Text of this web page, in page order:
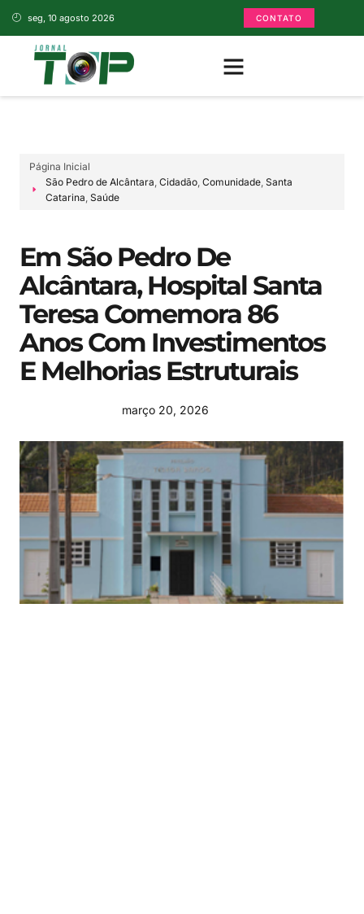
seg, 10 agosto 2026 CONTATO
Página Inicial
São Pedro de Alcântara, Cidadão, Comunidade, Santa
Catarina, Saúde
Em São Pedro De
Alcântara, Hospital Santa
Teresa Comemora 86
Anos Com Investimentos
E Melhorias Estruturais
março 20, 2026